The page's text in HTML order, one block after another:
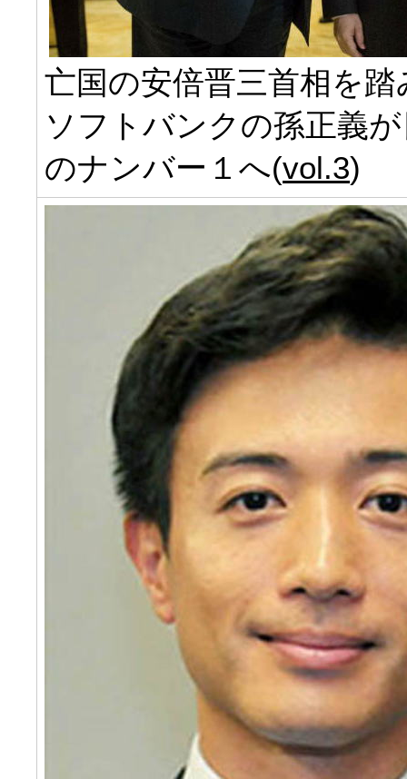
亡国の安倍晋三首相を
ソフトバンクの孫正義
のナンバー１へ(vol.3)